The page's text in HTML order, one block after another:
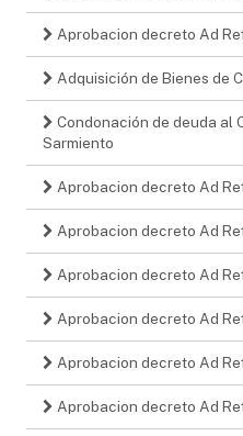
Aprobacion decreto Ad
Adquisición de Bienes de
Condonación de deuda al
Sarmiento
Aprobacion decreto Ad
Aprobacion decreto Ad
Aprobacion decreto Ad
Aprobacion decreto Ad
Aprobacion decreto Ad
Aprobacion decreto Ad